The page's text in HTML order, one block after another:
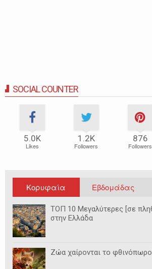
SOCIAL COUNTER
5.0Κ
Likes
1.2Κ
Followers
876
Followers
Κορυφαία Εβδομάδας
ΤΟΠ 10 Μεγαλύτερες [σε
στην Ελλάδα
Ζώα χαίρονται το